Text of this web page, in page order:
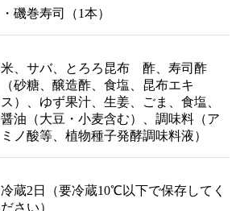
・磯巻寿司（1本）
米、サバ、とろろ昆布 酢、寿司酢
（砂糖、醸造酢、食塩、昆布エキ
ス）、ゆず果汁、生姜、ごま、食塩、
醤油（大豆・小麦含む）、調味料（ア
ミノ酸等、植物種子発酵調味料液）
冷蔵2日（要冷蔵10℃以下で保存してく
ださい）